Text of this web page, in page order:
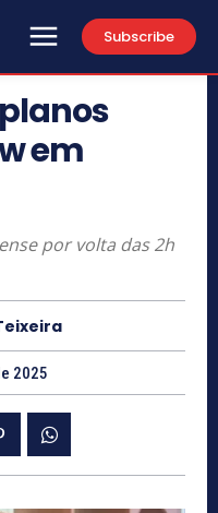
Subscribe
em
por volta das 2h
2025